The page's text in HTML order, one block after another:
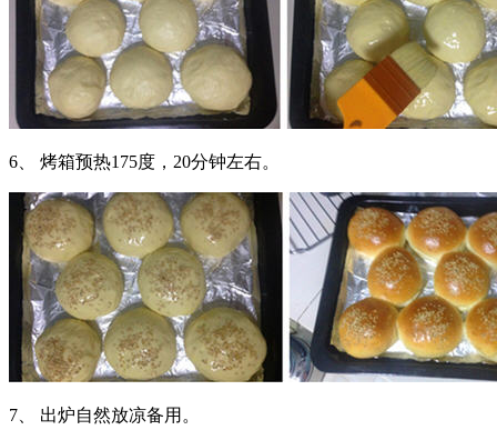
6、 烤箱预热175度，20分钟左右。
7、 出炉自然放凉备用。